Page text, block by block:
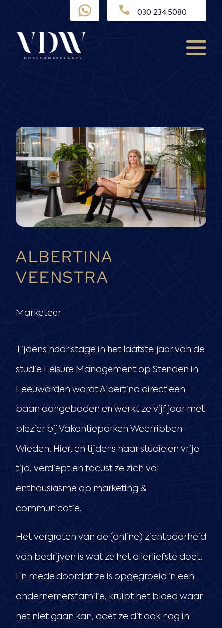
inhoud
030 234 5080
Menu
ALBERTINA
VEENSTRA
Marketeer
Tijdens haar stage in het laatste jaar van de
studie Leisure Management op Stenden in
Leeuwarden wordt Albertina direct een
baan aangeboden en werkt ze vijf jaar met
plezier bij Vakantieparken Weerribben
Wieden. Hier, en tijdens haar studie en vrije
tijd, verdiept en focust ze zich vol
enthousiasme op marketing &
communicatie.
Het vergroten van de (online) zichtbaarheid
van bedrijven is wat ze het allerliefste doet.
En mede doordat ze is opgegroeid in een
ondernemersfamilie, kruipt het bloed waar
het niet gaan kan, doet ze dit ook nog in